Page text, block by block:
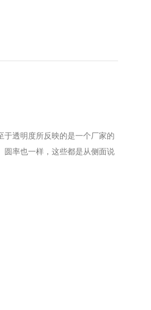
透明度所反映的是一个厂家的
圆率也一样，这些都是从侧面说